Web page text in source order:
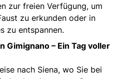
zur freien Verfügung, um
zu erkunden oder in
zu entspannen.
Gimignano – Ein Tag voller
nach Siena, wo Sie bei